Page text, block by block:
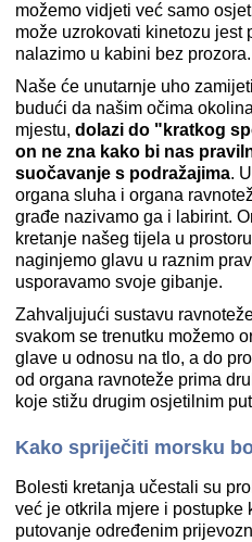
možemo vidjeti već samo
može uzrokovati kinetozu jest
nalazimo u kabini bez prozora.
Naše će unutarnje uho
budući da našim očima
mjestu, dolazi do "kratkog
on ne zna kako bi nas
suočavanje s podražajima.
organa sluha i organa
građe nazivamo ga i labirint.
kretanje našeg tijela u
naginjemo glavu u raznim
usporavamo svoje gibanje.
Zahvaljujući sustavu
svakom se trenutku možemo
glave u odnosu na tlo, a do
od organa ravnoteže prima
koje stižu drugim osjetilnim
Kako spriječiti morsku
Bolesti kretanja učestali su
već je otkrila mjere i postupke
putovanje određenim